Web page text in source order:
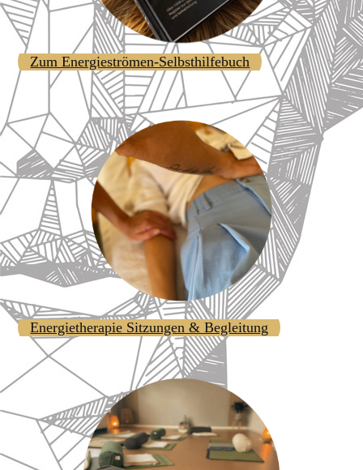
Zum Energieströmen-Selbsthilfebuch
Energietherapie Sitzungen & Begleitung